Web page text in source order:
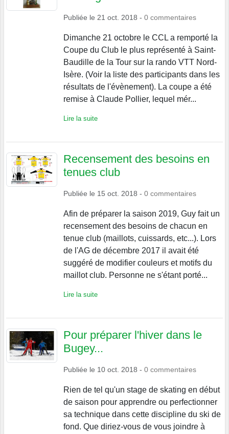
Publiée le 21 oct. 2018 - 0 commentaires
Dimanche 21 octobre le CCL a remporté la
Coupe du Club le plus représenté à Saint-
Baudille de la Tour sur la rando VTT Nord-
Isère. (Voir la liste des participants dans les
résultats de l'évènement). La coupe a été
remise à Claude Pollier, lequel mér...
Lire la suite
Recensement des besoins en
tenues club
Publiée le 15 oct. 2018 - 0 commentaires
Afin de préparer la saison 2019, Guy fait un
recensement des besoins de chacun en
tenue club (maillots, cuissards, etc...). Lors
de l'AG de décembre 2017 il avait été
suggéré de modifier couleurs et motifs du
maillot club. Personne ne s'étant porté...
Lire la suite
Pour préparer l'hiver dans le
Bugey...
Publiée le 10 oct. 2018 - 0 commentaires
Rien de tel qu'un stage de skating en début
de saison pour apprendre ou perfectionner
sa technique dans cette discipline du ski de
fond. Que diriez-vous de vous joindre à